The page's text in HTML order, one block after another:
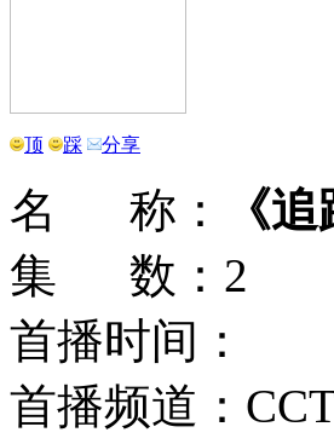
顶 踩 分享
名 称：
《
集 数：2
首播时间：
首播频道：